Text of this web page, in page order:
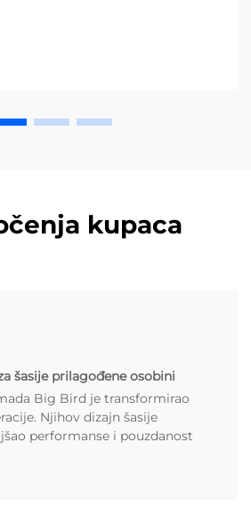
kupaca
šasije prilagođene osobini
Big Bird je transformirao
Njihov dizajn šasije
performanse i pouzdanost